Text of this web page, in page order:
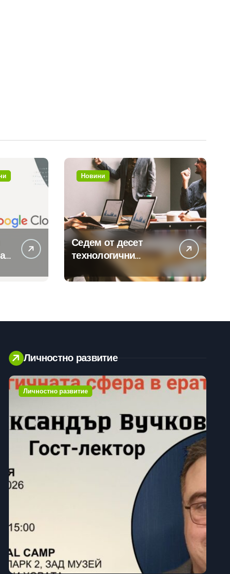
Новини
Седем от десет
технологични
компании у нас
предлагат хибридна
Личностно развитие
Личностно развитие